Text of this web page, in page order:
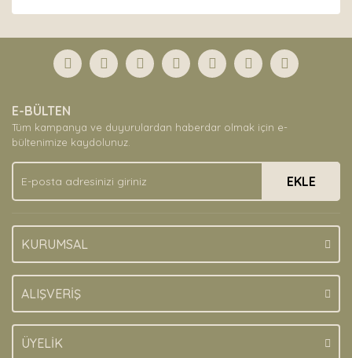
Yorum Yaz
formunu kullanarak tarafımıza iletebilirsiniz.
Görüş ve önerileriniz için teşekkür ederiz.
Ürün açıklamasında eksik bilgiler bulunuyor.
Ürün bilgilerinde hatalar bulunuyor.
Ürün fiyatı diğer sitelerden daha pahalı.
Bu ürüne benzer farklı alternatifler olmalı.
E-BÜLTEN
Tüm kampanya ve duyurulardan haberdar olmak için e-
bültenimize kaydolunuz.
EKLE
KURUMSAL
ALIŞVERİŞ
ÜYELİK